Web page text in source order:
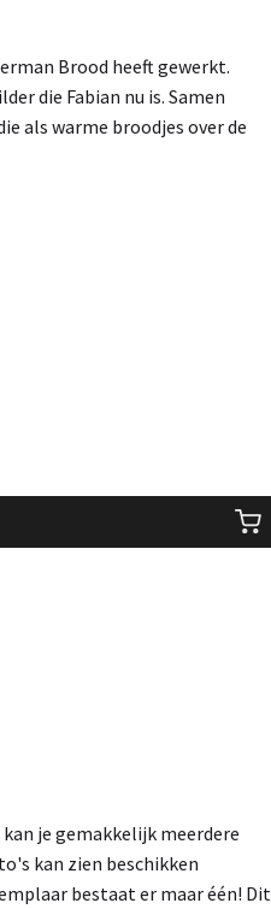
Brood heeft gewerkt.
die Fabian nu is. Samen
als warme broodjes over de
je gemakkelijk meerdere
kan zien beschikken
bestaat er maar één! Dit